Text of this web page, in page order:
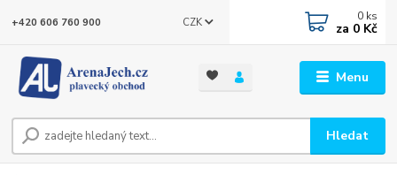
Menu
CZK
Hledat
+420 606 760 900 0 ks
za 0 Kč